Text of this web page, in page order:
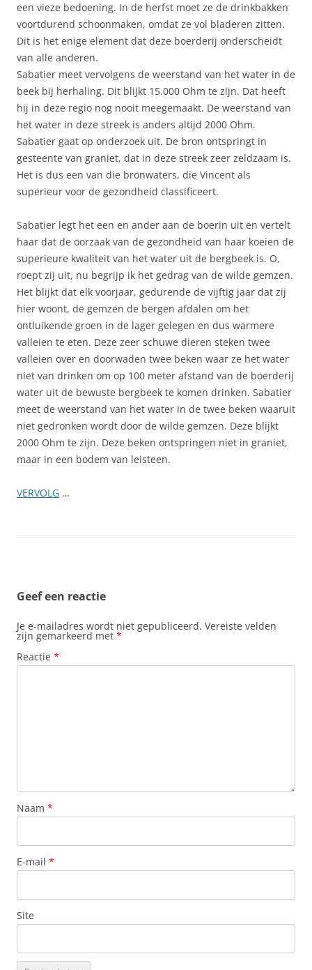
een vieze bedoening. In de herfst moet ze de drinkbakken
voortdurend schoonmaken, omdat ze vol bladeren zitten.
Dit is het enige element dat deze boerderij onderscheidt
van alle anderen.
Sabatier meet vervolgens de weerstand van het water in de
beek bij herhaling. Dit blijkt 15.000 Ohm te zijn. Dat heeft
hij in deze regio nog nooit meegemaakt. De weerstand van
het water in deze streek is anders altijd 2000 Ohm.
Sabatier gaat op onderzoek uit. De bron ontspringt in
gesteente van graniet, dat in deze streek zeer zeldzaam is.
Het is dus een van die bronwaters, die Vincent als
superieur voor de gezondheid classificeert.
Sabatier legt het een en ander aan de boerin uit en vertelt
haar dat de oorzaak van de gezondheid van haar koeien de
superieure kwaliteit van het water uit de bergbeek is. O,
roept zij uit, nu begrijp ik het gedrag van de wilde gemzen.
Het blijkt dat elk voorjaar, gedurende de vijftig jaar dat zij
hier woont, de gemzen de bergen afdalen om het
ontluikende groen in de lager gelegen en dus warmere
valleien te eten. Deze zeer schuwe dieren steken twee
valleien over en doorwaden twee beken waar ze het water
niet van drinken om op 100 meter afstand van de boerderij
water uit de bewuste bergbeek te komen drinken. Sabatier
meet de weerstand van het water in de twee beken waaruit
niet gedronken wordt door de wilde gemzen. Deze blijkt
2000 Ohm te zijn. Deze beken ontspringen niet in graniet,
maar in een bodem van leisteen.
VERVOLG …
Geef een reactie
Je e-mailadres wordt niet gepubliceerd. Vereiste velden
zijn gemarkeerd met *
Reactie *
Naam *
E-mail *
Site